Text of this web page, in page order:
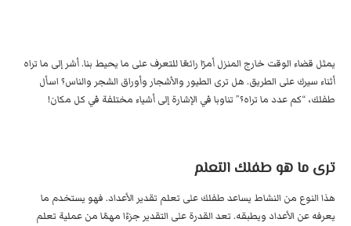
يمثل قضاء الوقت خارج المنزل أمرًا رائعًا للتعرف على ما يحيط بنا. أشر إلى ما تراه
أثناء سيرك على الطريق. هل ترى الطيور والأشجار وأوراق الشجر والناس؟ اسأل
طفلك، “كم عدد ما تراه؟” تناوبا في الإشارة إلى أشياء مختلفة في كل مكان!
ترى ما هو طفلك التعلم
هذا النوع من النشاط يساعد طفلك على تعلم تقدير الأعداد. فهو يستخدم ما
يعرفه عن الأعداد ويطبقه. تعد القدرة على التقدير جزءًا مهمًا من عملية تعلم